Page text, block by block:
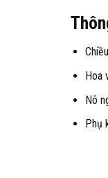
Hoa
Nõ
Phụ